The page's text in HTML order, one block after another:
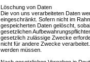
Löschung von Daten
Die von uns verarbeiteten Daten
eingeschränkt. Sofern nicht im
gespeicherten Daten gelöscht,
gesetzlichen
gesetzlich zulässige Zwecke
nicht für andere Zwecke
werden müssen.